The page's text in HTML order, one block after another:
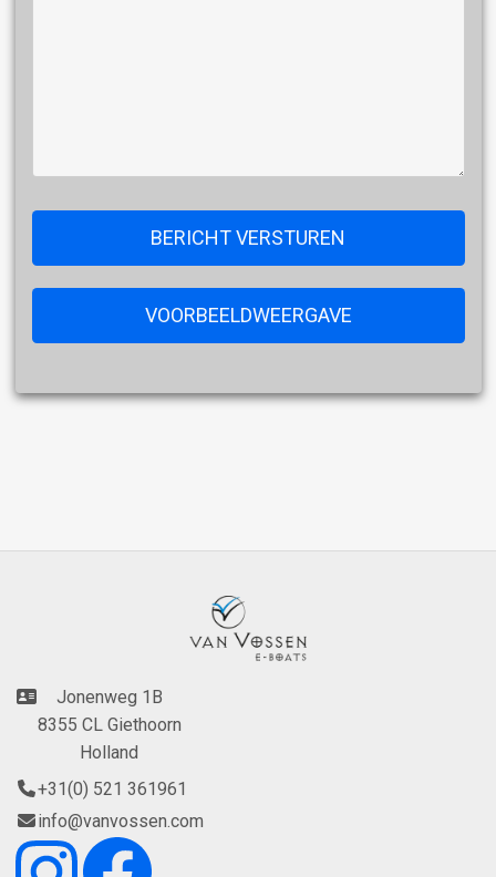
Jonenweg 1B
8355 CL Giethoorn
Holland
+31(0) 521 361961
info@vanvossen.com